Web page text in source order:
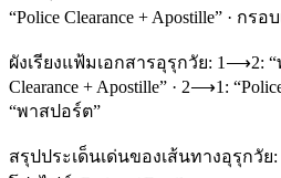
“Police Clearance + Apostille” · ก
ผังเรียงแฟ้มเอกสารอุรุกวัย: 1⟶2:
Clearance + Apostille” · 2⟶1:
“พาสปอร์ต”
สรุปประเด็นเด่นของเส้นทางอุรุกวัย: